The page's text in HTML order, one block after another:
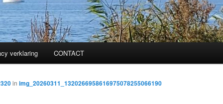
verklaring CONTACT
in img_20260311_1320266958616975078255066190